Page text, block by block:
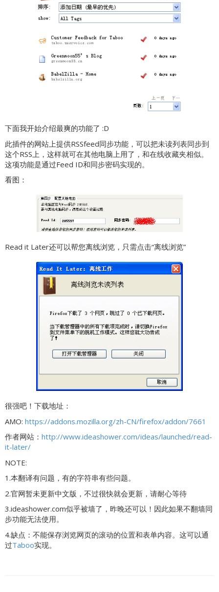
下面我开始介绍最爽的功能了 :D
此插件的网站上提供RSSfeed同步功能，可以把未读列表同步到
这个RSS上，这样就可在其他电脑上用了，和在线收藏夹相似。
这项功能是通过Feed ID和同步密码实现的。
看图：
Read it Later还可以帮您离线浏览，只需点击“离线浏览”
很强吧！下载地址：
AMO: https://addons.mozilla.org/zh-CN/firefox/addon/7661
作者网站： http://www.ideashower.com/ideas/launched/read-
it-later/
NOTE:
1.本翻译有问题，有的字符串有些问题。
2.官网暂未更新中文版，不过很快就会更新，请耐心等待
3.ideashower.com似乎被墙了，昨晚还可以！因此如果不翻墙同
步功能无法使用。
4.缺点：不能保存浏览网页的滚动的位置和表单内容。这可以通
过Taboo实现。